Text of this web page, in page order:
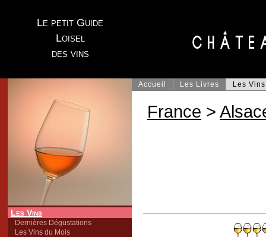
Le petit Guide
Loisel
des vins
Les Vins
Dernières Dégustations
Les Vins du Mois
Accueil Les Livres Les Vins
France >